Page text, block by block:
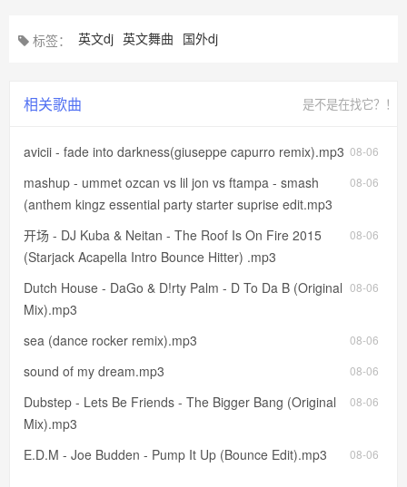
标签： 英文dj 英文舞曲 国外dj
相关歌曲 是不是在找它？！
08-06
avicii - fade into darkness(giuseppe capurro remix).mp3
08-06
mashup - ummet ozcan vs lil jon vs ftampa - smash
(anthem kingz essential party starter suprise edit.mp3
08-06
开场 - DJ Kuba & Neitan - The Roof Is On Fire 2015
(Starjack Acapella Intro Bounce Hitter) .mp3
08-06
Dutch House - DaGo & D!rty Palm - D To Da B (Original
Mix).mp3
08-06
sea (dance rocker remix).mp3
08-06
sound of my dream.mp3
08-06
Dubstep - Lets Be Friends - The Bigger Bang (Original
Mix).mp3
08-06
E.D.M - Joe Budden - Pump It Up (Bounce Edit).mp3